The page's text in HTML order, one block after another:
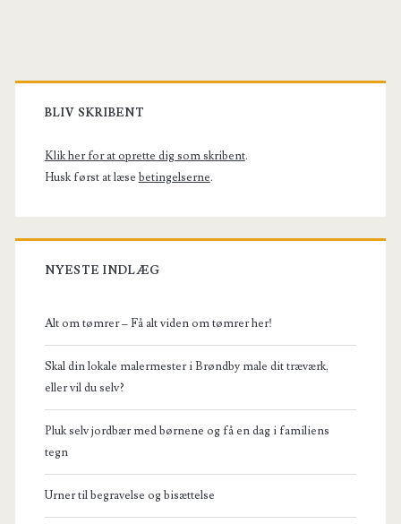
Primary
Sidebar
BLIV SKRIBENT
Klik her for at oprette dig som skribent.
Husk først at læse betingelserne.
NYESTE INDLÆG
Alt om tømrer – Få alt viden om tømrer her!
Skal din lokale malermester i Brøndby male dit træværk,
eller vil du selv?
Pluk selv jordbær med børnene og få en dag i familiens
tegn
Urner til begravelse og bisættelse